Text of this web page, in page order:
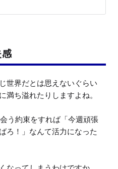
世界だとは思えないぐらい
満ち溢れたりしますよね。
う約束をすれば「今週頑張
ろ！」なんて活力になった